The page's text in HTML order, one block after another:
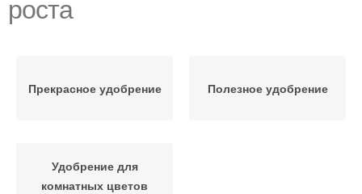
роста
Прекрасное удобрение Полезное удобрение
Удобрение для
комнатных цветов